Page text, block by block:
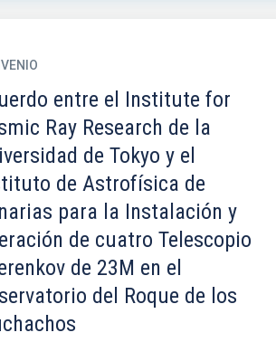
entre el Institute for
Ray Research de la
de Tokyo y el
de Astrofísica de
para la Instalación y
de cuatro Telescopio
de 23M en el
del Roque de los